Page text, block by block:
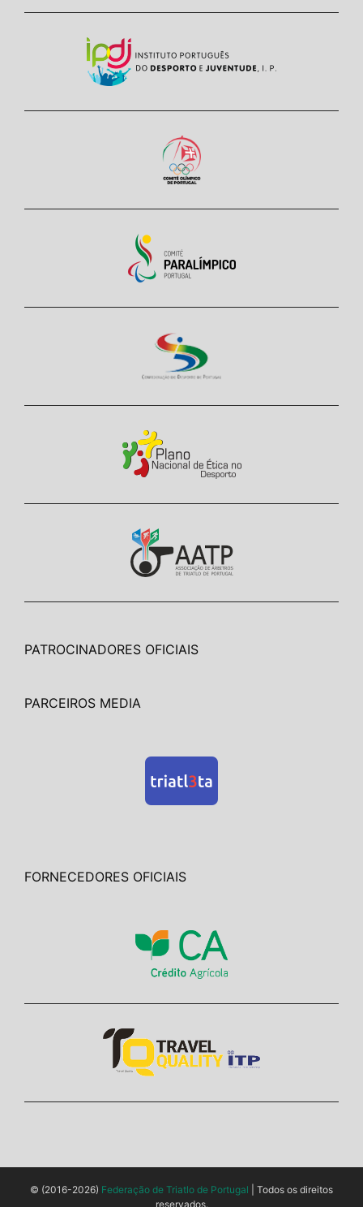
PATROCINADORES OFICIAIS
PARCEIROS MEDIA
FORNECEDORES OFICIAIS
© (2016-2026) Federação de Triatlo de Portugal | Todos os direitos
reservados.